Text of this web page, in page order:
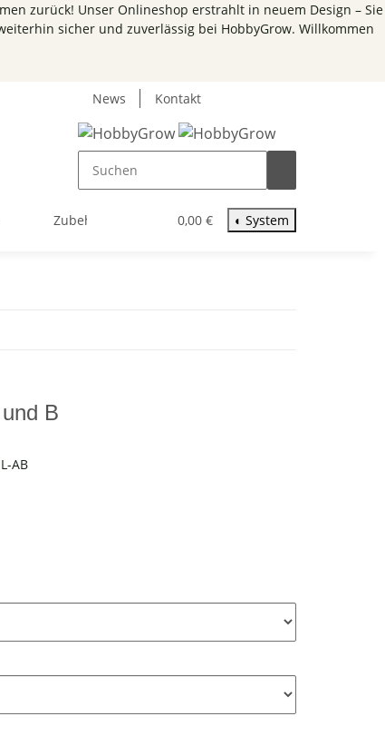
zurück! Unser Onlineshop erstrahlt in neuem Design – Sie
sicher und zuverlässig bei HobbyGrow. Willkommen
News
Kontakt
Zubehör 0,00 € ◐ System
B
AB